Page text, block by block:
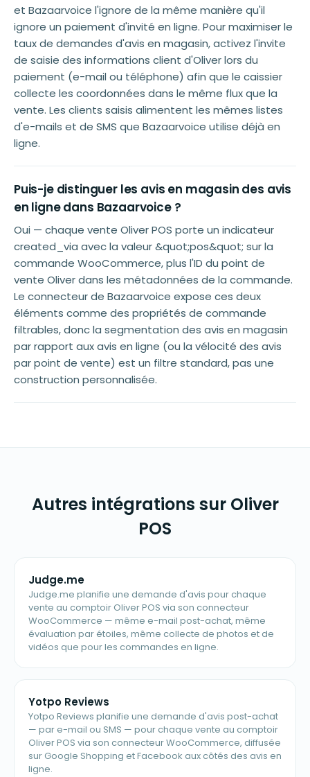
et Bazaarvoice l'ignore de la même manière qu'il
ignore un paiement d'invité en ligne. Pour maximiser le
taux de demandes d'avis en magasin, activez l'invite
de saisie des informations client d'Oliver lors du
paiement (e-mail ou téléphone) afin que le caissier
collecte les coordonnées dans le même flux que la
vente. Les clients saisis alimentent les mêmes listes
d'e-mails et de SMS que Bazaarvoice utilise déjà en
ligne.
Puis-je distinguer les avis en magasin des avis
en ligne dans Bazaarvoice ?
Oui — chaque vente Oliver POS porte un indicateur
created_via avec la valeur &quot;pos&quot; sur la
commande WooCommerce, plus l'ID du point de
vente Oliver dans les métadonnées de la commande.
Le connecteur de Bazaarvoice expose ces deux
éléments comme des propriétés de commande
filtrables, donc la segmentation des avis en magasin
par rapport aux avis en ligne (ou la vélocité des avis
par point de vente) est un filtre standard, pas une
construction personnalisée.
Autres intégrations sur Oliver
POS
Judge.me
Judge.me planifie une demande d'avis pour chaque
vente au comptoir Oliver POS via son connecteur
WooCommerce — même e-mail post-achat, même
évaluation par étoiles, même collecte de photos et de
vidéos que pour les commandes en ligne.
Yotpo Reviews
Yotpo Reviews planifie une demande d'avis post-achat
— par e-mail ou SMS — pour chaque vente au comptoir
Oliver POS via son connecteur WooCommerce, diffusée
sur Google Shopping et Facebook aux côtés des avis en
ligne.